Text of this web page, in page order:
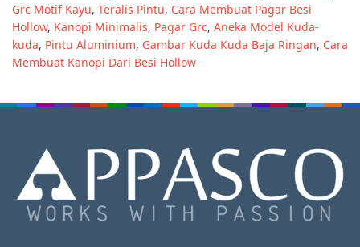
Grc Motif Kayu, Teralis Pintu, Cara Membuat Pagar Besi
Hollow, Kanopi Minimalis, Pagar Grc, Aneka Model Kuda-
kuda, Pintu Aluminium, Gambar Kuda Kuda Baja Ringan, Cara
Membuat Kanopi Dari Besi Hollow